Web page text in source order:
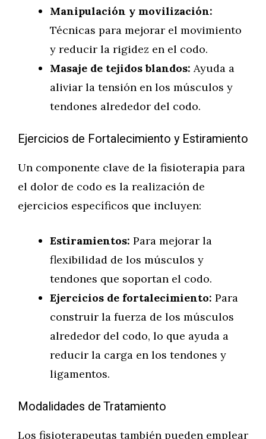
Manipulación y movilización:
Técnicas para mejorar el movimiento
y reducir la rigidez en el codo.
Masaje de tejidos blandos: Ayuda a
aliviar la tensión en los músculos y
tendones alrededor del codo.
Ejercicios de Fortalecimiento y Estiramiento
Un componente clave de la fisioterapia para
el dolor de codo es la realización de
ejercicios específicos que incluyen:
Estiramientos: Para mejorar la
flexibilidad de los músculos y
tendones que soportan el codo.
Ejercicios de fortalecimiento: Para
construir la fuerza de los músculos
alrededor del codo, lo que ayuda a
reducir la carga en los tendones y
ligamentos.
Modalidades de Tratamiento
Los fisioterapeutas también pueden emplear